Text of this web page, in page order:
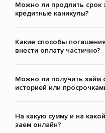
Можно ли продлить срок
кредитные каникулы?
Какие способы
внести оплату частично?
Можно ли получить займ
историей или
На какую сумму и на
заем онлайн?